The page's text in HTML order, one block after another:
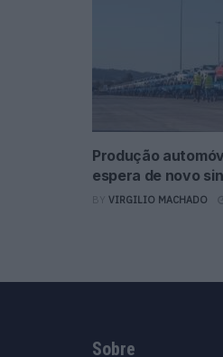
Produção
espera de novo
BY VIRGILIO MACHADO
Sobre